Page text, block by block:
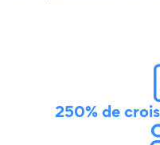
250% de